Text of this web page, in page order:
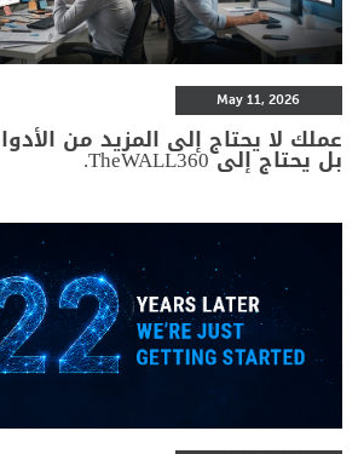
May 11, 2026
عملك لا يحتاج إلى المزيد من
بل يحتاج إلى TheWALL360.